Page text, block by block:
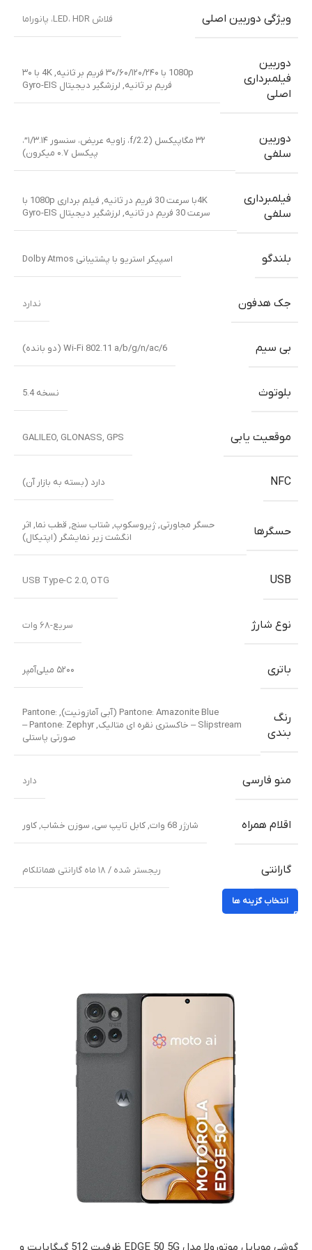
ویژگی دوربین اصلی فلاش LED، HDR، پانوراما
دوربین
فیلمبرداری
اصلی
1080p با ۳۰/۶۰/۱۲۰/۲۴۰ فریم بر ثانیه ,
4K با ۳۰
فریم بر ثانیه, لرزشگیر دیجیتال Gyro-EIS
دوربین
سلفی
۳۲ مگاپیکسل (f/2.2، زاویه عریض، سنسور ۱/۳.۱۴”،
پیکسل ۰.۷ میکرون)
فیلمبرداری
سلفی
4Kبا سرعت 30 فریم در ثانیه ,
فیلم برداری 1080p با
سرعت 30 فریم در ثانیه
, لرزشگیر دیجیتال Gyro-EIS
بلندگو اسپیکر استریو با پشتیبانی Dolby Atmos
جک هدفون ندارد
بی سیم Wi-Fi 802.11 a/b/g/n/ac/6 (دو بانده)
بلوتوث نسخه 5.4
موقعیت یابی GALILEO, GLONASS, GPS
NFC دارد (بسته به بازار آن)
حسگرها حسگر مجاورتی,ژیروسکوپ, شتاب سنج, قطب نما, اثر
انگشت زیر نمایشگر (اپتیکال)
USB
USB Type-C 2.0, OTG
نوع شارژ سریع-۶۸ وات
باتری ۵۲۰۰ میلی‌آمپر
رنگ
بندی
Pantone: Amazonite Blue (آبی آمازونیت) ,
Pantone:
Slipstream – خاکستری نقره ای متالیک
,
Pantone: Zephyr –
صورتی پاستلی
منو فارسی دارد
اقلام همراه شارژر 68 وات ,کابل تایپ سی, سوزن خشاب,کاور
گارانتی ریجستر شده / ۱۸ ماه گارانتی هماتلکام
انتخاب گزینه ها